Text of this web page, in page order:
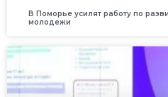
В Поморье усилят работу по
молодежи